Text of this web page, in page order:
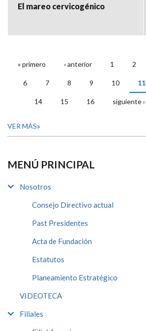
El mareo cervicogénico
PÁGINAS
« primero ‹ anterior 1 2
6 7 8 9 10 11
14 15 16 siguiente ›
VER MÁS
MENÚ PRINCIPAL
Nosotros
Consejo Directivo actual
Past Presidentes
Acta de Fundación
Estatutos
Planeamiento Estratégico
VIDEOTECA
Filiales